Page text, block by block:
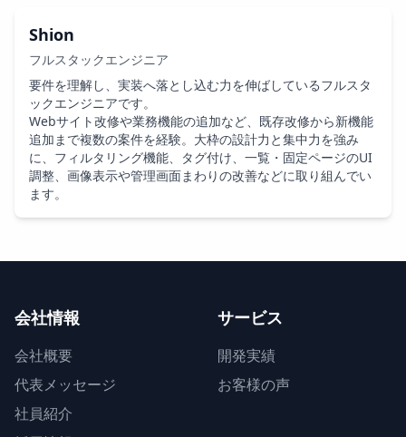
い関心があります。
Shion
フルスタックエンジニア
要件を理解し、実装へ落とし込む力を伸ばしているフルスタ
ックエンジニアです。
Webサイト改修や業務機能の追加など、既存改修から新機能
追加まで複数の案件を経験。大枠の設計力と集中力を強み
に、フィルタリング機能、タグ付け、一覧・固定ページのUI
調整、画像表示や管理画面まわりの改善などに取り組んでい
ます。
会社情報
会社概要
代表メッセージ
社員紹介
サービス
開発実績
お客様の声